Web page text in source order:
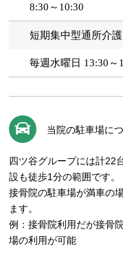
8:30～10:30
短期集中型通所介護
毎週水曜日 13:30～
当院の駐車場に
四ツ谷グループには計22
設も徒歩1分の範囲です。
接骨院の駐車場が満車の
ます。
例：接骨院利用だが接骨
場の利用が可能